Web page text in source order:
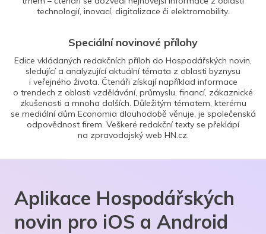
technologií, inovací, digitalizace či elektromobility.
Speciální novinové přílohy
Edice vkládaných redakčních příloh do Hospodářských novin,
sledující a analyzující aktuální témata z oblasti byznysu
i veřejného života. Čtenáři získají například informace
o trendech z oblasti vzdělávání, průmyslu, financí, zákaznické
zkušenosti a mnoha dalších. Důležitým tématem, kterému
se mediální dům Economia dlouhodobě věnuje, je společenská
odpovědnost firem. Veškeré redakční texty se překlápí
na zpravodajský web HN.cz.
Aplikace Hospodářských
novin pro iOS a Android